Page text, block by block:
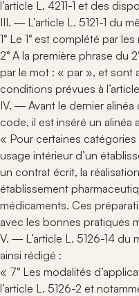
l’article L. 4211-1 et des
III. ― L’article L. 5121-1 du
1° Le 1° est complété par
2° A la première phrase du
par le mot : « par », et sont
conditions prévues à
IV. ― Avant le dernier alinéa
code, il est inséré un alinéa
« Pour certaines
usage intérieur d’un
un contrat écrit, la
établissement
médicaments. Ces
avec les bonnes pratiques
V. ― L’article L. 5126-14
ainsi rédigé :
« 7° Les modalités
l’article L. 5126-2 et